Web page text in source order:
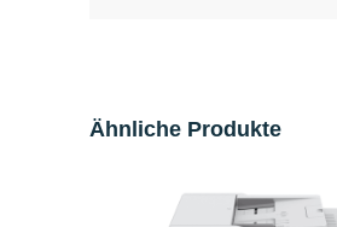
Ähnliche Produkte